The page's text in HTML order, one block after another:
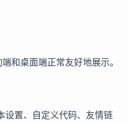
和桌面端正常友好地展示。
设置、自定义代码、友情链